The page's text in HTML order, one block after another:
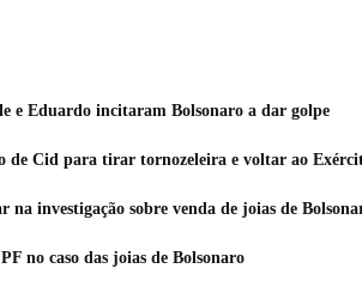
e Eduardo incitaram Bolsonaro a dar golpe
de Cid para tirar tornozeleira e voltar ao
na investigação sobre venda de joias de
no caso das joias de Bolsonaro